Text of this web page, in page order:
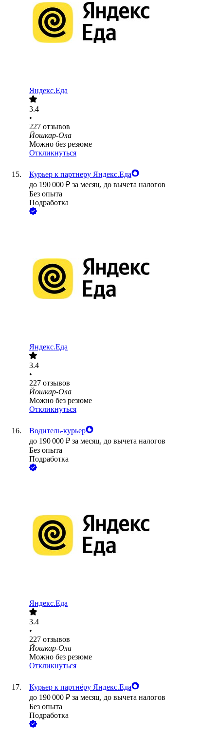
Яндекс.Еда
3.4
•
227 отзывов
Йошкар-Ола
Можно без резюме
Откликнуться
Курьер к партнеру Яндекс.Еда
до 190 000 ₽ за месяц, до вычета налогов
Без опыта
Подработка
Яндекс.Еда
3.4
•
227 отзывов
Йошкар-Ола
Можно без резюме
Откликнуться
Водитель-курьер
до 190 000 ₽ за месяц, до вычета налогов
Без опыта
Подработка
Яндекс.Еда
3.4
•
227 отзывов
Йошкар-Ола
Можно без резюме
Откликнуться
Курьер к партнёру Яндекс.Еда
до 190 000 ₽ за месяц, до вычета налогов
Без опыта
Подработка